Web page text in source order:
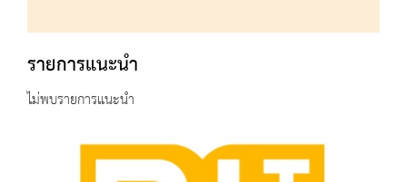
รายการแนะนำ
ไม่พบรายการแนะนำ